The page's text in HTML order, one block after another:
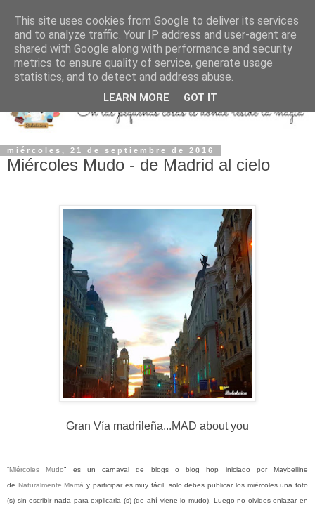
miércoles, 21 de septiembre de 2016
Miércoles Mudo - de Madrid al cielo
Gran Vía madrileña...MAD about you
“Miércoles Mudo” es un carnaval de blogs o blog hop iniciado por Maybelline
de Naturalmente Mamá y participar es muy fácil, solo debes publicar los miércoles una foto
(s) sin escribir nada para explicarla (s) (de ahí viene lo mudo). Luego no olvides enlazar en
This site uses cookies from Google to deliver its services
and to analyze traffic. Your IP address and user-agent are
shared with Google along with performance and security
metrics to ensure quality of service, generate usage
statistics, and to detect and address abuse.
LEARN MORE GOT IT